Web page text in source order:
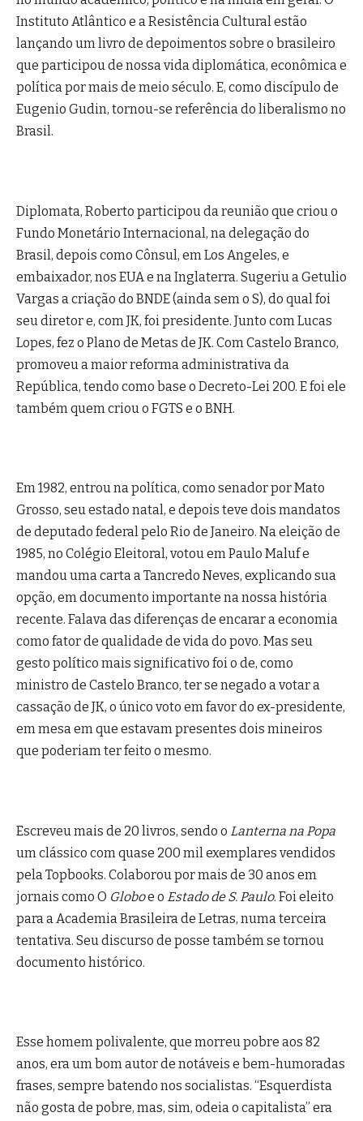
Instituto Atlântico e a Resistência Cultural estão
lançando um livro de depoimentos sobre o brasileiro
que participou de nossa vida diplomática, econômica e
política por mais de meio século. E, como discípulo de
Eugenio Gudin, tornou-se referência do liberalismo no
Brasil.
Diplomata, Roberto participou da reunião que criou o
Fundo Monetário Internacional, na delegação do
Brasil, depois como Cônsul, em Los Angeles, e
embaixador, nos EUA e na Inglaterra. Sugeriu a Getulio
Vargas a criação do BNDE (ainda sem o S), do qual foi
seu diretor e, com JK, foi presidente. Junto com Lucas
Lopes, fez o Plano de Metas de JK. Com Castelo Branco,
promoveu a maior reforma administrativa da
República, tendo como base o Decreto-Lei 200. E foi ele
também quem criou o FGTS e o BNH.
Em 1982, entrou na política, como senador por Mato
Grosso, seu estado natal, e depois teve dois mandatos
de deputado federal pelo Rio de Janeiro. Na eleição de
1985, no Colégio Eleitoral, votou em Paulo Maluf e
mandou uma carta a Tancredo Neves, explicando sua
opção, em documento importante na nossa história
recente. Falava das diferenças de encarar a economia
como fator de qualidade de vida do povo. Mas seu
gesto político mais significativo foi o de, como
ministro de Castelo Branco, ter se negado a votar a
cassação de JK, o único voto em favor do ex-presidente,
em mesa em que estavam presentes dois mineiros
que poderiam ter feito o mesmo.
Escreveu mais de 20 livros, sendo o Lanterna na Popa
um clássico com quase 200 mil exemplares vendidos
pela Topbooks. Colaborou por mais de 30 anos em
jornais como O Globoe o Estado de S. Paulo. Foi eleito
para a Academia Brasileira de Letras, numa terceira
tentativa. Seu discurso de posse também se tornou
documento histórico.
Esse homem polivalente, que morreu pobre aos 82
anos, era um bom autor de notáveis e bem-humoradas
frases, sempre batendo nos socialistas. “Esquerdista
não gosta de pobre, mas, sim, odeia o capitalista” era